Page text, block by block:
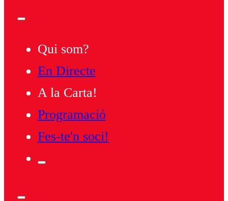
Qui som?
En Directe
A la Carta!
Programació
Fes-te'n soci!